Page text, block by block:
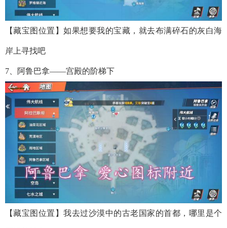
【藏宝图位置】如果想要我的宝藏，就去布满碎石的灰白海
岸上寻找吧
7、阿鲁巴拿——宫殿的阶梯下
【藏宝图位置】我去过沙漠中的古老国家的首都，哪里是个